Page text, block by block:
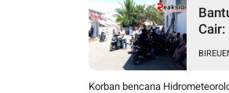
Cair:
Korban bencana